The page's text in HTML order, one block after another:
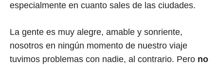
especialmente en cuanto sales de las ciudades.
La gente es muy alegre, amable y sonriente,
nosotros en ningún momento de nuestro viaje
tuvimos problemas con nadie, al contrario. Pero no